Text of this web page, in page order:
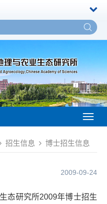
招生信息 博士招生信息
2009-09-24
态研究所2009年博士招生